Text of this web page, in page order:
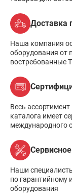
Доставка
Наша компания
оборудования от
востребованные
Весь
каталога имеет
международного
Наши
по гарантийному
оборудования